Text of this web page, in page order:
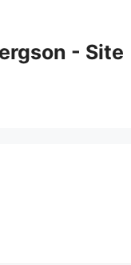
- Site